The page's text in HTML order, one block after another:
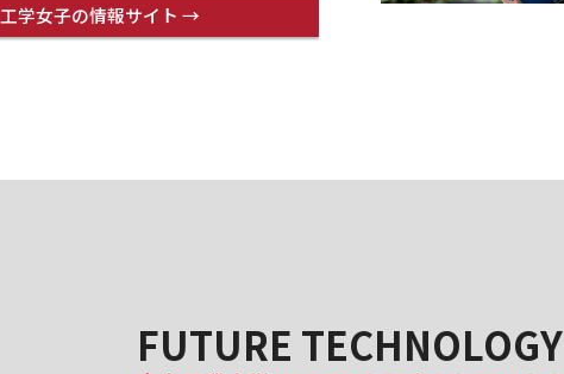
工学女子の情報サイト →
FUTURE TECHNOLOGY